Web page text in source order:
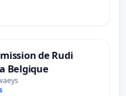
de Rudi
Belgique